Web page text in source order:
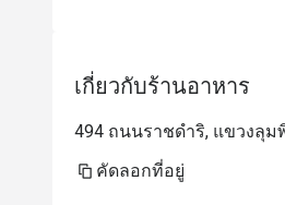
เกี่ยวกับร้านอาหาร
494 ถนนราชดำริ, แขวงลุม
คัดลอกที่อยู่